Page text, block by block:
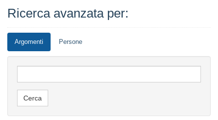
Ricerca avanzata per:
Argomenti Persone